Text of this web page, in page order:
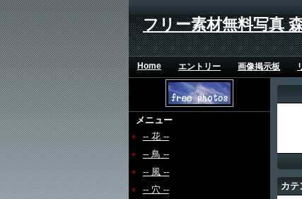
フリー素材無料写真
Home エントリー 画像掲示板
メニュー
-- 花 --
-- 鳥 --
-- 風 --
-- 穴 --
カテ